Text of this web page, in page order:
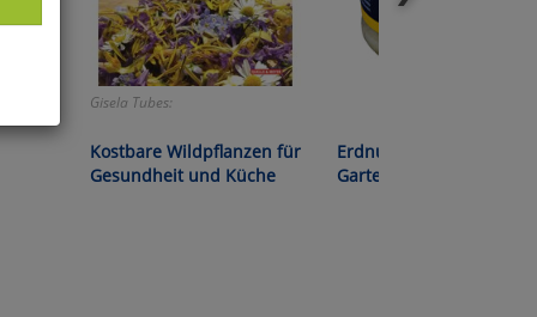
Gisela Tubes:
Kostbare Wildpflanzen für
Gesundheit und Küche
Erdnussbutter für
Gartenvögel